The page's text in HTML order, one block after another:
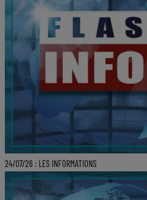
24/07/26 : LES INFORMATIONS